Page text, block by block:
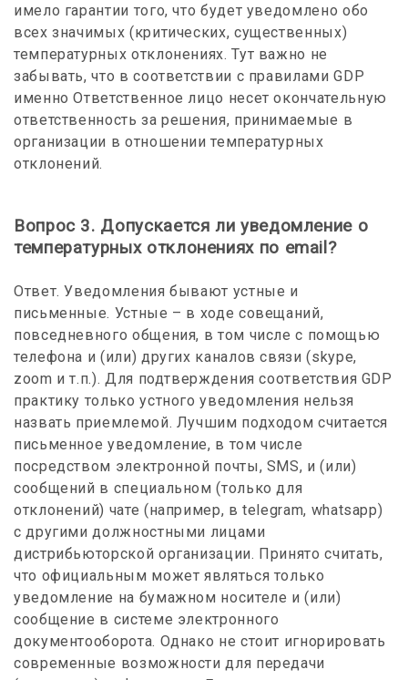
имело гарантии того, что будет уведомлено обо
всех значимых (критических, существенных)
температурных отклонениях. Тут важно не
забывать, что в соответствии с правилами GDP
именно Ответственное лицо несет окончательную
ответственность за решения, принимаемые в
организации в отношении температурных
отклонений.
Вопрос 3. Допускается ли уведомление о
температурных отклонениях по email?
Ответ. Уведомления бывают устные и
письменные. Устные – в ходе совещаний,
повседневного общения, в том числе с помощью
телефона и (или) других каналов связи (skype,
zoom и т.п.). Для подтверждения соответствия GDP
практику только устного уведомления нельзя
назвать приемлемой. Лучшим подходом считается
письменное уведомление, в том числе
посредством электронной почты, SMS, и (или)
сообщений в специальном (только для
отклонений) чате (например, в telegram, whatsapp)
с другими должностными лицами
дистрибьюторской организации. Принято считать,
что официальным может являться только
уведомление на бумажном носителе и (или)
сообщение в системе электронного
документооборота. Однако не стоит игнорировать
современные возможности для передачи